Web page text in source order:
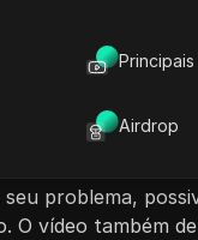
Airdrop
passo a passo
após ter
que existem
login na conta
a seção de
problema,
O vídeo também